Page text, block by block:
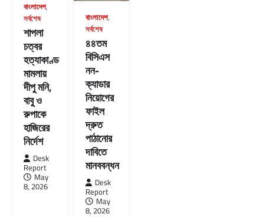
বাংলাদেশ,
সর্বশেষ
শাপলা
চত্বর
হত্যাকাণ্ড
মামলায়
দীপু মনি,
বাবু ও
রুপাকে
হাজিরের
নির্দেশ
Desk
Report
May
8, 2026
বাংলাদেশ,
সর্বশেষ
৪৪তম
বিসিএস
নন-
ক্যাডার
নিয়োগের
ফাইল
দ্রুত
পাঠানোর
দাবিতে
মানববন্ধন
Desk
Report
May
8, 2026